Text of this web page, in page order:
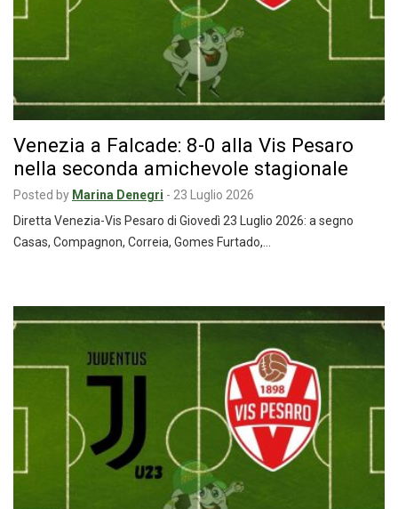
Venezia a Falcade: 8-0 alla Vis Pesaro
nella seconda amichevole stagionale
Posted by Marina Denegri - 23 Luglio 2026
Diretta Venezia-Vis Pesaro di Giovedì 23 Luglio 2026: a segno
Casas, Compagnon, Correia, Gomes Furtado,…